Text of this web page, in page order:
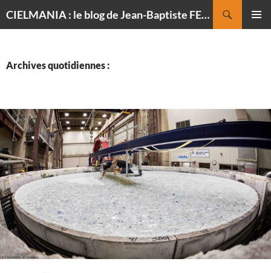
CIELMANIA : le blog de Jean-Baptiste FELDMANN, photographe du ciel
Archives quotidiennes :